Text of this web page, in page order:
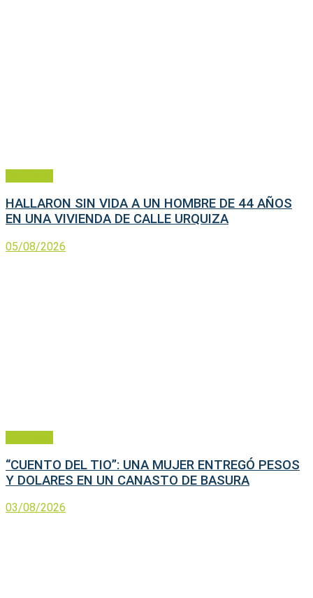
HALLARON SIN VIDA A UN HOMBRE DE 44 AÑOS
EN UNA VIVIENDA DE CALLE URQUIZA
05/08/2026
“CUENTO DEL TIO”: UNA MUJER ENTREGÓ PESOS
Y DOLARES EN UN CANASTO DE BASURA
03/08/2026